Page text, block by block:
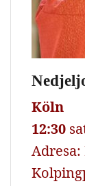
Köln
12:30